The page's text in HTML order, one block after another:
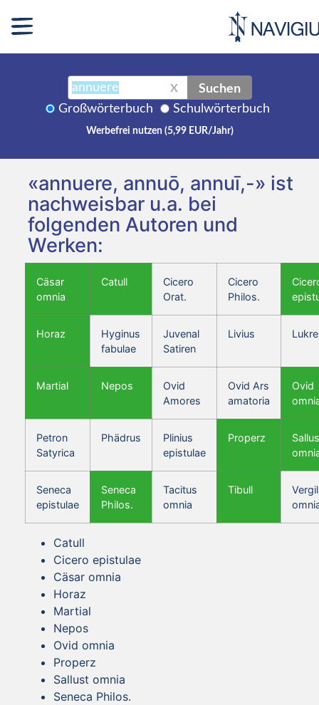
X Suchen
Großwörterbuch Schulwörterbuch
Werbefrei nutzen (5,99 EUR/Jahr)
«annuere, annuō, annuī,-» ist
nachweisbar u.a. bei
folgenden Autoren und
Werken:
Cäsar
omnia
Catull
Cicero
Orat.
Cicero
Philos.
Horaz
Hyginus
fabulae
Juvenal
Satiren
Livius
Martial Nepos
Ovid
Amores
Ovid Ars
amatoria
Ovid
Petron
Satyrica
Phädrus
Plinius
epistulae
Properz
Seneca
epistulae
Seneca
Philos.
Tacitus
omnia
Tibull
Vergil
Catull
Cicero epistulae
Cäsar omnia
Horaz
Martial
Nepos
Ovid omnia
Properz
Sallust omnia
Seneca Philos.